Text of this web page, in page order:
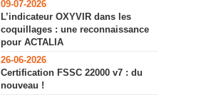
09-07-2026
L’indicateur OXYVIR dans les
coquillages : une reconnaissance
pour ACTALIA
26-06-2026
Certification FSSC 22000 v7 : du
nouveau !